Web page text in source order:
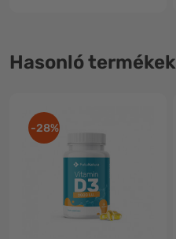
Hasonló termékek
-28%